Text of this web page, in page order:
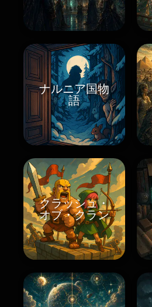
ナルニア国物
語
クラッシュ・
オブ・クラン